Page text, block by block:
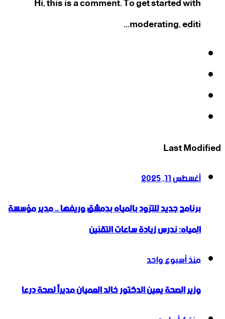
moderating, editi...
Last Modified
أغسطس 11, 2025
برنامج جديد للتزود بالمياه بدمشق وريفها .. مدير مؤسسة
المياه: ندرس زيادة ساعات التقنين
منذ أسبوع واحد
وزير الصحة يعين الدكتور خالد العميان مديراً لصحة درعا